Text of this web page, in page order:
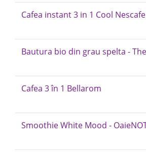
Cafea instant 3 in 1 Cool Nescafe
Bautura bio din grau spelta -
Cafea 3 în 1 Bellarom
Smoothie White Mood -